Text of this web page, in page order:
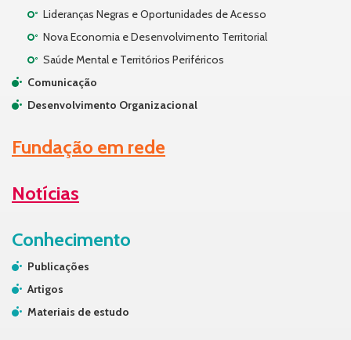
Lideranças Negras e Oportunidades de Acesso
Nova Economia e Desenvolvimento Territorial
Saúde Mental e Territórios Periféricos
Comunicação
Desenvolvimento Organizacional
Fundação em rede
Notícias
Conhecimento
Publicações
Artigos
Materiais de estudo